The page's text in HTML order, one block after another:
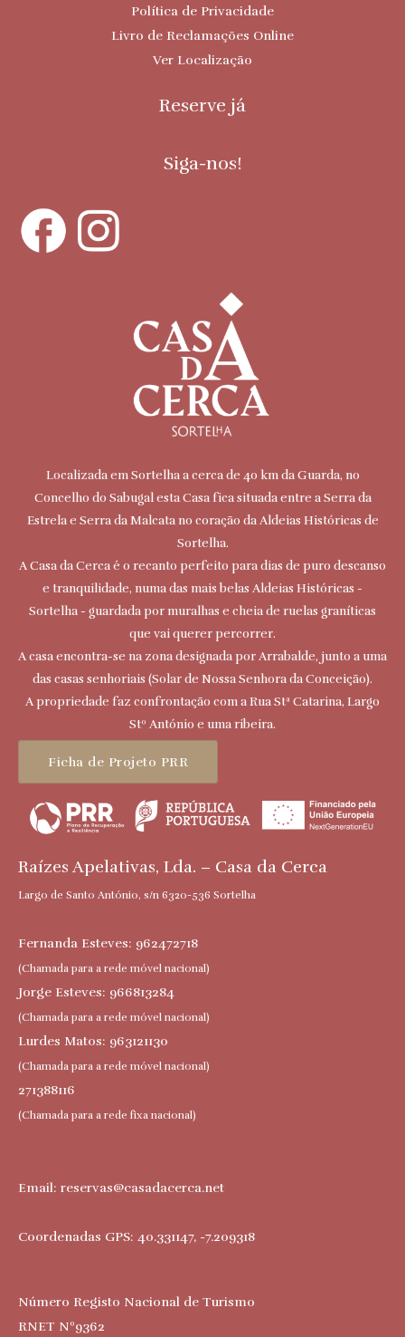
Política de Privacidade
Livro de Reclamações Online
Ver Localização
Reserve já
Siga-nos!
Localizada em Sortelha a cerca de 40 km da Guarda, no
Concelho do Sabugal esta Casa fica situada entre a Serra da
Estrela e Serra da Malcata no coração da Aldeias Históricas de
Sortelha.
A Casa da Cerca é o recanto perfeito para dias de puro descanso
e tranquilidade, numa das mais belas Aldeias Históricas -
Sortelha - guardada por muralhas e cheia de ruelas graníticas
que vai querer percorrer.
A casa encontra-se na zona designada por Arrabalde, junto a uma
das casas senhoriais (Solar de Nossa Senhora da Conceição).
A propriedade faz confrontação com a Rua Stª Catarina, Largo
Stº António e uma ribeira.
Ficha de Projeto PRR
Raízes Apelativas, Lda. – Casa da Cerca
Largo de Santo António, s/n 6320-536 Sortelha
Fernanda Esteves: 962472718
(Chamada para a rede móvel nacional)
Jorge Esteves: 966813284
(Chamada para a rede móvel nacional)
Lurdes Matos: 963121130
(Chamada para a rede móvel nacional)
271388116
(Chamada para a rede fixa nacional)
Email: reservas@casadacerca.net
Coordenadas GPS: 40.331147, -7.209318
Número Registo Nacional de Turismo
RNET Nº9362